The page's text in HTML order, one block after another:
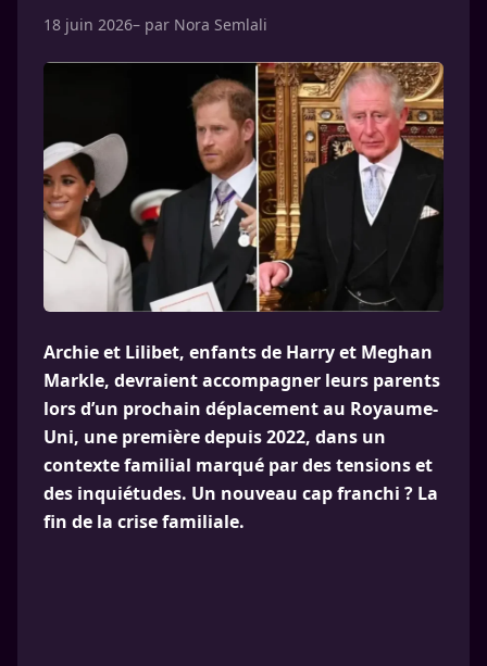
18 juin 2026– par Nora Semlali
Archie et Lilibet, enfants de Harry et Meghan
Markle, devraient accompagner leurs parents
lors d’un prochain déplacement au Royaume-
Uni, une première depuis 2022, dans un
contexte familial marqué par des tensions et
des inquiétudes. Un nouveau cap franchi ? La
fin de la crise familiale.